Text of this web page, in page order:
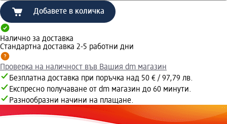
Добавете в количка
Налично за доставка
Стандартна доставка 2-5 работни дни
Проверка на наличност във Вашия dm магазин
Безплатна доставка при поръчка над 50 € / 97,79 лв.
Експресно получаване от dm магазин до 60 минути.
Разнообразни начини на плащане.